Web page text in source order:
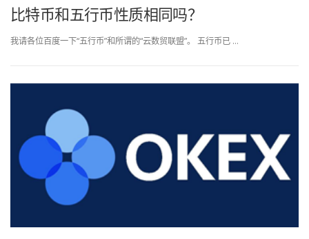
比特币和五行币性质相同吗？
我请各位百度一下“五行币”和所谓的“云数贸联盟”。 五行币已 …